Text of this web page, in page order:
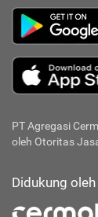
PT Agregasi
oleh Otoritas
Didukung oleh